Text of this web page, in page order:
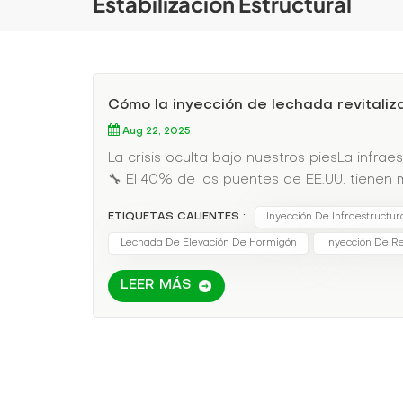
Cómo la inyección de lechada
Aug 22, 2025
La crisis oculta bajo nuestros piesLa
🔧 El 40% de los puentes de EE.UU.
emergenciaLos métodos tradicionales
la vida cotidiana.Cómo la inyección de
través de pequeños puertos, llenando
ETIQUETAS CALIENTES : Inyección De
Lechada De Elevación De Hormigón Inyección De
LEER MÁS